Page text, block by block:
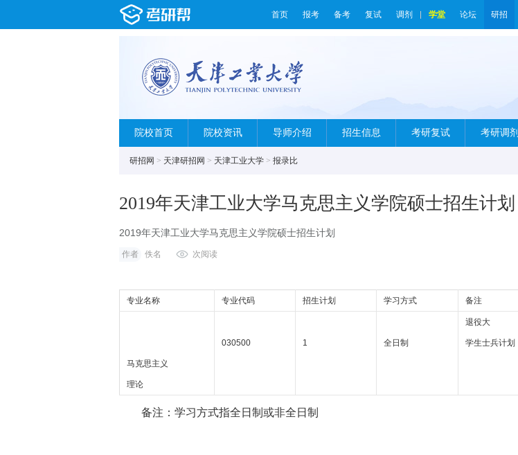
首页 报考 备考 复试 调剂 学堂 论坛 研招
院校首页 院校资讯 导师介绍 招生信息 考研复试 考研调剂
研招网 > 天津研招网 > 天津工业大学 > 报录比
2019年天津工业大学马克思主义学院硕士招生计划
2019年天津工业大学马克思主义学院硕士招生计划
作者 佚名 次阅读
专业名称 专业代码 招生计划 学习方式 备注
马克思主义
理论
030500 1 全日制
退役大
学生士兵计划
备注：学习方式指全日制或非全日制